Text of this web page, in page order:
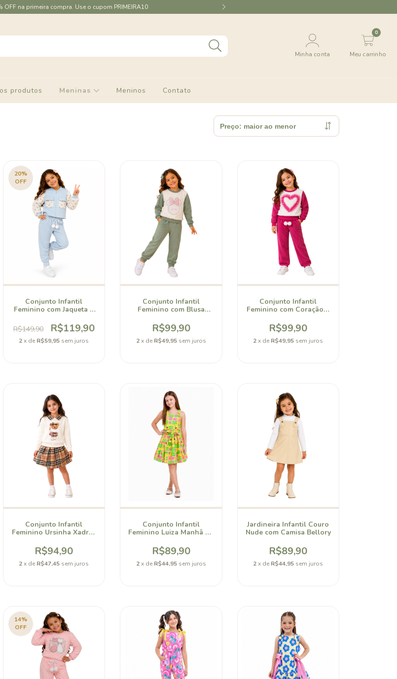
OFF na primeira compra. Use o cupom PRIMEIRA10
Minha conta Meu carrinho
0
produtos Meninas Meninos Contato
20%
OFF
Conjunto Infantil
Feminino com Jaqueta e
R$149,90
R$119,90
2 x de R$59,95 sem juros
Conjunto Infantil
Feminino com Blusa
R$99,90
2 x de R$49,95 sem juros
Conjunto Infantil
Feminino com Coração e
R$99,90
2 x de R$49,95 sem juros
Conjunto Infantil
Feminino Ursinha Xadrez
R$94,90
2 x de R$47,45 sem juros
Conjunto Infantil
Feminino Luiza Manhã de
R$89,90
2 x de R$44,95 sem juros
Jardineira Infantil Couro
Nude com Camisa Bellory
R$89,90
2 x de R$44,95 sem juros
14%
OFF